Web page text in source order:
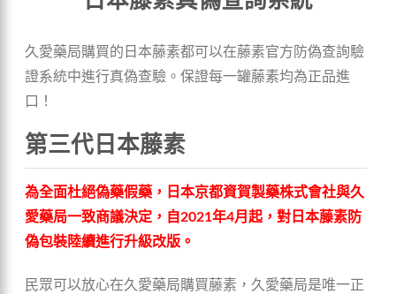
久愛藥局購買的日本藤素都可以在藤素官方防偽查詢驗
證系統中進行真偽查驗。保證每一罐藤素均為正品進
口！
第三代日本藤素
為全面杜絕偽藥假藥，日本京都資賀製藥株式會社與久
愛藥局一致商議決定，自2021年4月起，對日本藤素防
偽包裝陸續進行升級改版。
民眾可以放心在久愛藥局購買藤素，久愛藥局是唯一正